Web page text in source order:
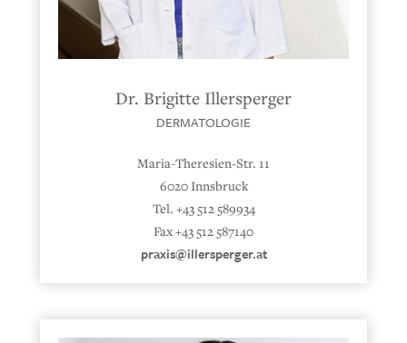
Dr. Brigitte Illersperger
DERMATOLOGIE
Maria-Theresien-Str. 11
6020 Innsbruck
Tel. +43 512 589934
Fax +43 512 587140
praxis@illersperger.at